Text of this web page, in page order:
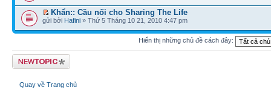
Khẩn:: Cầu nối cho Sharing The Life
gửi bởi Hafini » Thứ 5 Tháng 10 21, 2010 4:47 pm
Hiển thị những chủ đề cách đây:
Tạo chủ đề mới
Quay về Trang chủ